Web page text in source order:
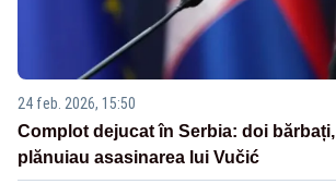
24 feb. 2026, 15:50
Complot dejucat în Serbia: doi
plănuiau asasinarea lui Vučić